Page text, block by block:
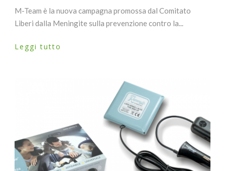
M-Team è la nuova campagna promossa dal Comitato
Liberi dalla Meningite sulla prevenzione contro la...
Leggi tutto